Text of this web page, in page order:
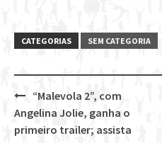
CATEGORIAS SEM CATEGORIA
Post
navigation
“Malevola 2”, com
Angelina Jolie, ganha o
primeiro trailer; assista